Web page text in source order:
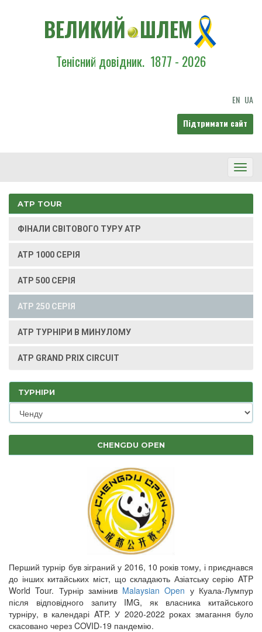
ВЕЛИКИЙ ШЛЕМ
Тенісний довідник. 1877 - 2026
EN UA
Підтримати сайт
ATP TOUR
ФІНАЛИ СВІТОВОГО ТУРУ ATP
ATP 1000 СЕРІЯ
ATP 500 СЕРІЯ
ATP 250 СЕРІЯ
ATP ТУРНІРИ В МИНУЛОМУ
ATP GRAND PRIX CIRCUIT
ТУРНІРИ
CHENGDU OPEN
Перший турнір був зіграний у 2016, 10 років тому, і приєднався
до інших китайських міст, що складають Азіатську серію ATP
World Tour. Турнір замінив Malaysian Open у Куала-Лумпур
після відповідного запиту IMG, як власника китайського
турніру, в календарі ATP. У 2020-2022 роках змагання було
скасовано через COVID-19 пандемію.